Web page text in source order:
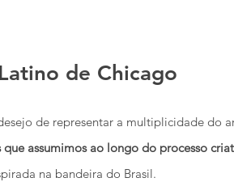
de Chicago
de representar a multiplicidade do
assumimos ao longo do processo
na bandeira do Brasil.